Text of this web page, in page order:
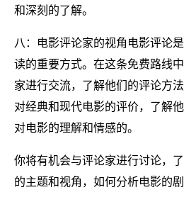
和深刻的了解。
八：电影评论家的视角电影评论
读的重要方式。在这条免费路线
家进行交流，了解他们的评论方
对经典和现代电影的评价，了解
对电影的理解和情感的。
你将有机会与评论家进行讨论，
的主题和视角，如何分析电影的